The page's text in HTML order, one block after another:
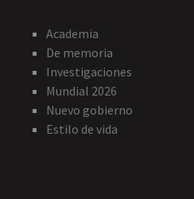
Academia
De memoria
Investigaciones
Mundial 2026
Nuevo gobierno
Estilo de vida